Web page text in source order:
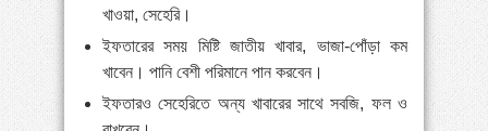
খাওয়া, সেহেরি।
ইফতারের সময় মিষ্টি জাতীয় খাবার, ভাজা-পোঁড়া কম
খাবেন। পানি বেশী পরিমানে পান করবেন।
ইফতারও সেহেরিতে অন্য খাবারের সাথে সবজি, ফল ও